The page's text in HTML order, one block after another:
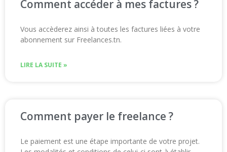
Comment accéder à mes factures ?
Vous accèderez ainsi à toutes les factures liées à votre
abonnement sur Freelances.tn.
LIRE LA SUITE »
Comment payer le freelance ?
Le paiement est une étape importante de votre projet.